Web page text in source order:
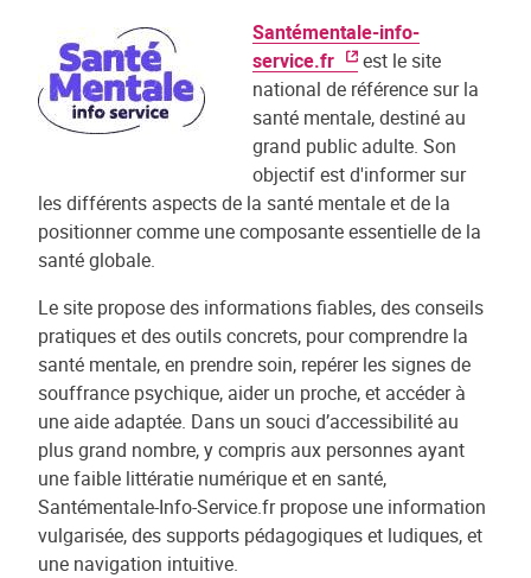
Santémentale-info-
service.fr
est le site
national de référence sur la
santé mentale, destiné au
grand public adulte. Son
objectif est d'informer sur
les différents aspects de la santé mentale et de la
positionner comme une composante essentielle de la
santé globale.
Le site propose des informations fiables, des conseils
pratiques et des outils concrets, pour comprendre la
santé mentale, en prendre soin, repérer les signes de
souffrance psychique, aider un proche, et accéder à
une aide adaptée. Dans un souci d’accessibilité au
plus grand nombre, y compris aux personnes ayant
une faible littératie numérique et en santé,
Santémentale-Info-Service.fr propose une information
vulgarisée, des supports pédagogiques et ludiques, et
une navigation intuitive.